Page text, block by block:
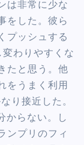
は非常に少な
をした。彼ら
プッシュする
わりやすくな
たと思う。他
をうまく利用
り接近した。
からない。し
ンプリのフィ